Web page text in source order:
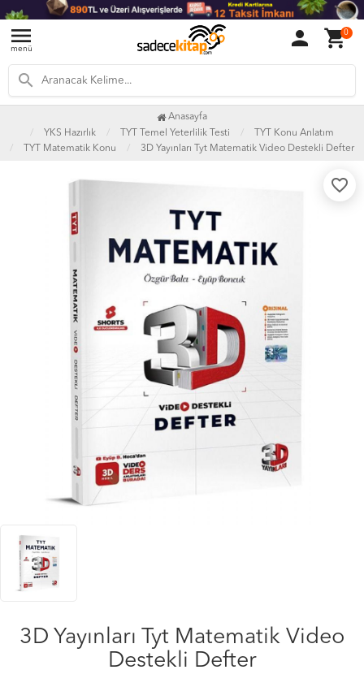
menu
menü person shopping_cart0
search
Anasayfa
YKS Hazırlık
TYT Temel Yeterlilik Testi
TYT Konu Anlatım
TYT Matematik Konu
3D Yayınları Tyt Matematik Video Destekli Defter
favorite_border
3D Yayınları Tyt Matematik Video
Destekli Defter